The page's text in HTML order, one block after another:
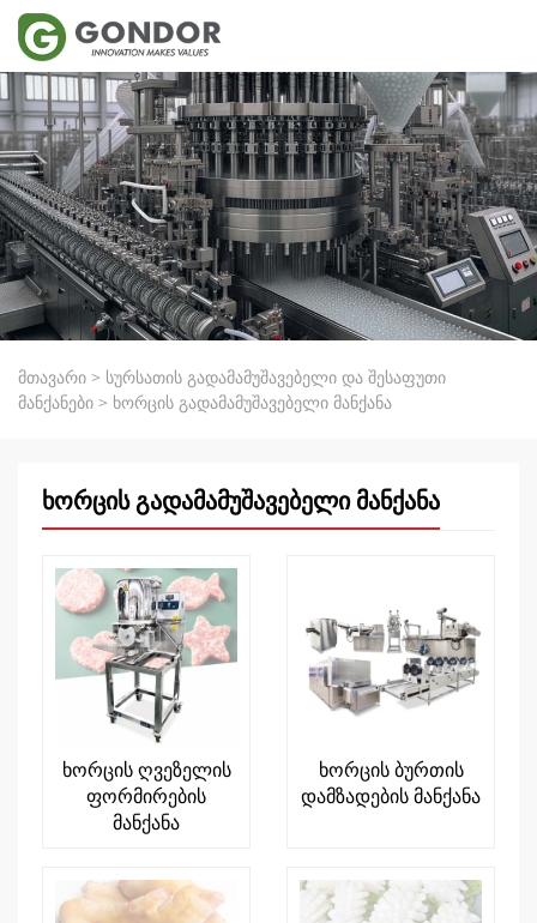
მთავარი > სურსათის გადამამუშავებელი და შესაფუთი
მანქანები > ხორცის გადამამუშავებელი მანქანა
ხორცის გადამამუშავებელი მანქანა
ხორცის ღვეზელის
ფორმირების
მანქანა
ხორცის ბურთის
დამზადების მანქანა